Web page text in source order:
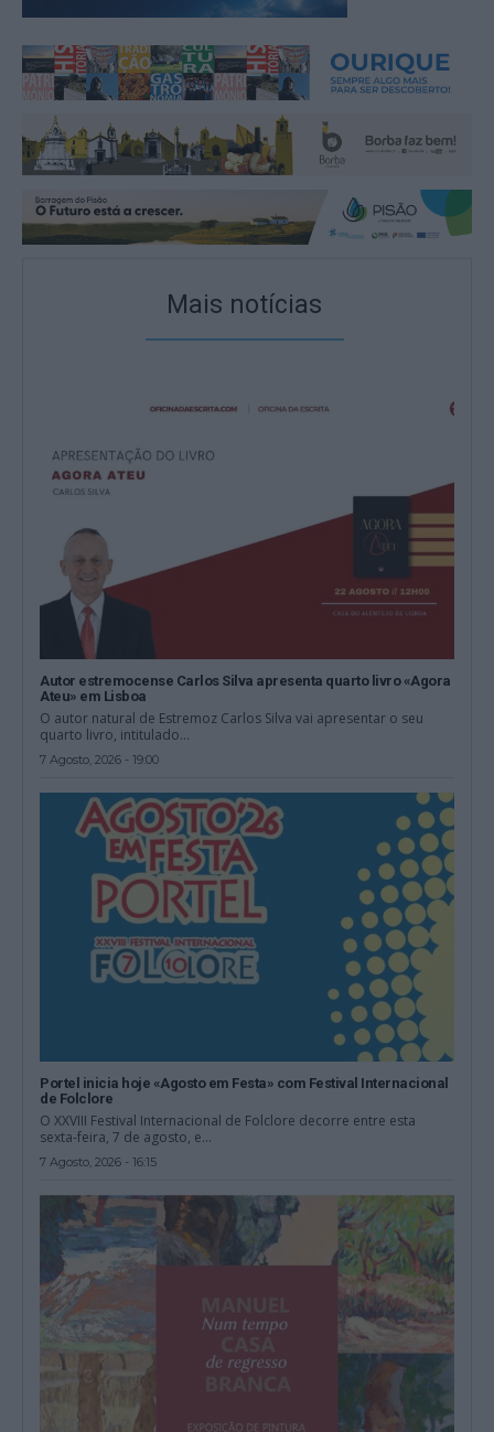
Mais notícias
Autor estremocense Carlos Silva apresenta quarto livro «Agora
Ateu» em Lisboa
O autor natural de Estremoz Carlos Silva vai apresentar o seu
quarto livro, intitulado...
7 Agosto, 2026 - 19:00
Portel inicia hoje «Agosto em Festa» com Festival Internacional
de Folclore
O XXVIII Festival Internacional de Folclore decorre entre esta
sexta-feira, 7 de agosto, e...
7 Agosto, 2026 - 16:15